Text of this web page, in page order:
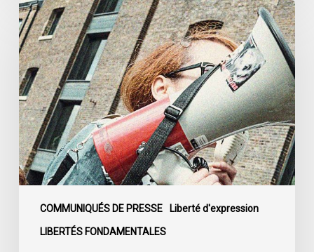
COMMUNIQUÉS DE PRESSE Liberté d'expression
LIBERTÉS FONDAMENTALES
L’ACLC
se
joint
à
la
déclaration
de
la
société
civile
l’adoption